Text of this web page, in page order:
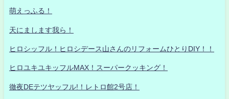
萌えっふる！
天にまします我ら！
ヒロシッフル！ヒロシデース山さんのリフォームひとりDIY！！
ヒロユキユキッフルMAX！スーパークッキング！
徹夜DEテツヤッフル!！レトロ館2号店！